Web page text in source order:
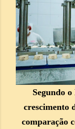
Segundo
crescimento
comparação